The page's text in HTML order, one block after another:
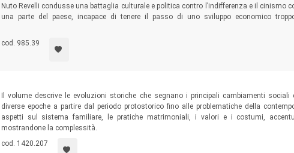
Nuto Revelli condusse una battaglia culturale e politica contro l’indifferenza e il cinismo
una parte del paese, incapace di tenere il passo di uno sviluppo economico
all’individuo. Le riflessioni di Revelli ritornano oggi come un monito a non sacrificare il
in nome dello sviluppo economico, foriero di contraddizioni e disuguaglianze e, sulla
cod. 985.39
Il volume descrive le evoluzioni storiche che segnano i principali cambiamenti
diverse epoche a partire dal periodo protostorico fino alle problematiche della
aspetti sul sistema familiare, le pratiche matrimoniali, i valori e i costumi,
mostrandone la complessità.
cod. 1420.207